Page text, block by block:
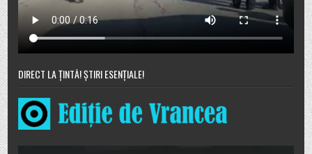
DIRECT LA ȚINTĂ! ȘTIRI ESENȚIALE!